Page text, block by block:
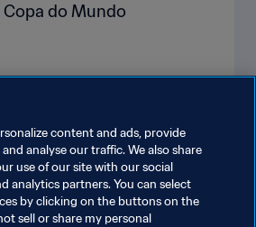
Copa do Mundo
VEJA MAIScontent and ads, provide
analyse our traffic. We also share
use of our site with our social
analytics partners. You can select
by clicking on the buttons on the
sell or share my personal